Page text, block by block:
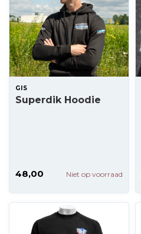
GIS
Superdik Hoodie
48,00 Niet op voorraad